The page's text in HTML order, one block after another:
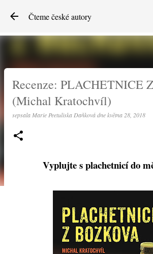
Přeskočit na hlavní obsah
Čteme české autory
Recenze: PLACHETNICE
(Michal Kratochvíl)
sepsala Marie Peetuliska Daňkovádnekvětna 28, 2018
Vyplujte s plachetnicí do